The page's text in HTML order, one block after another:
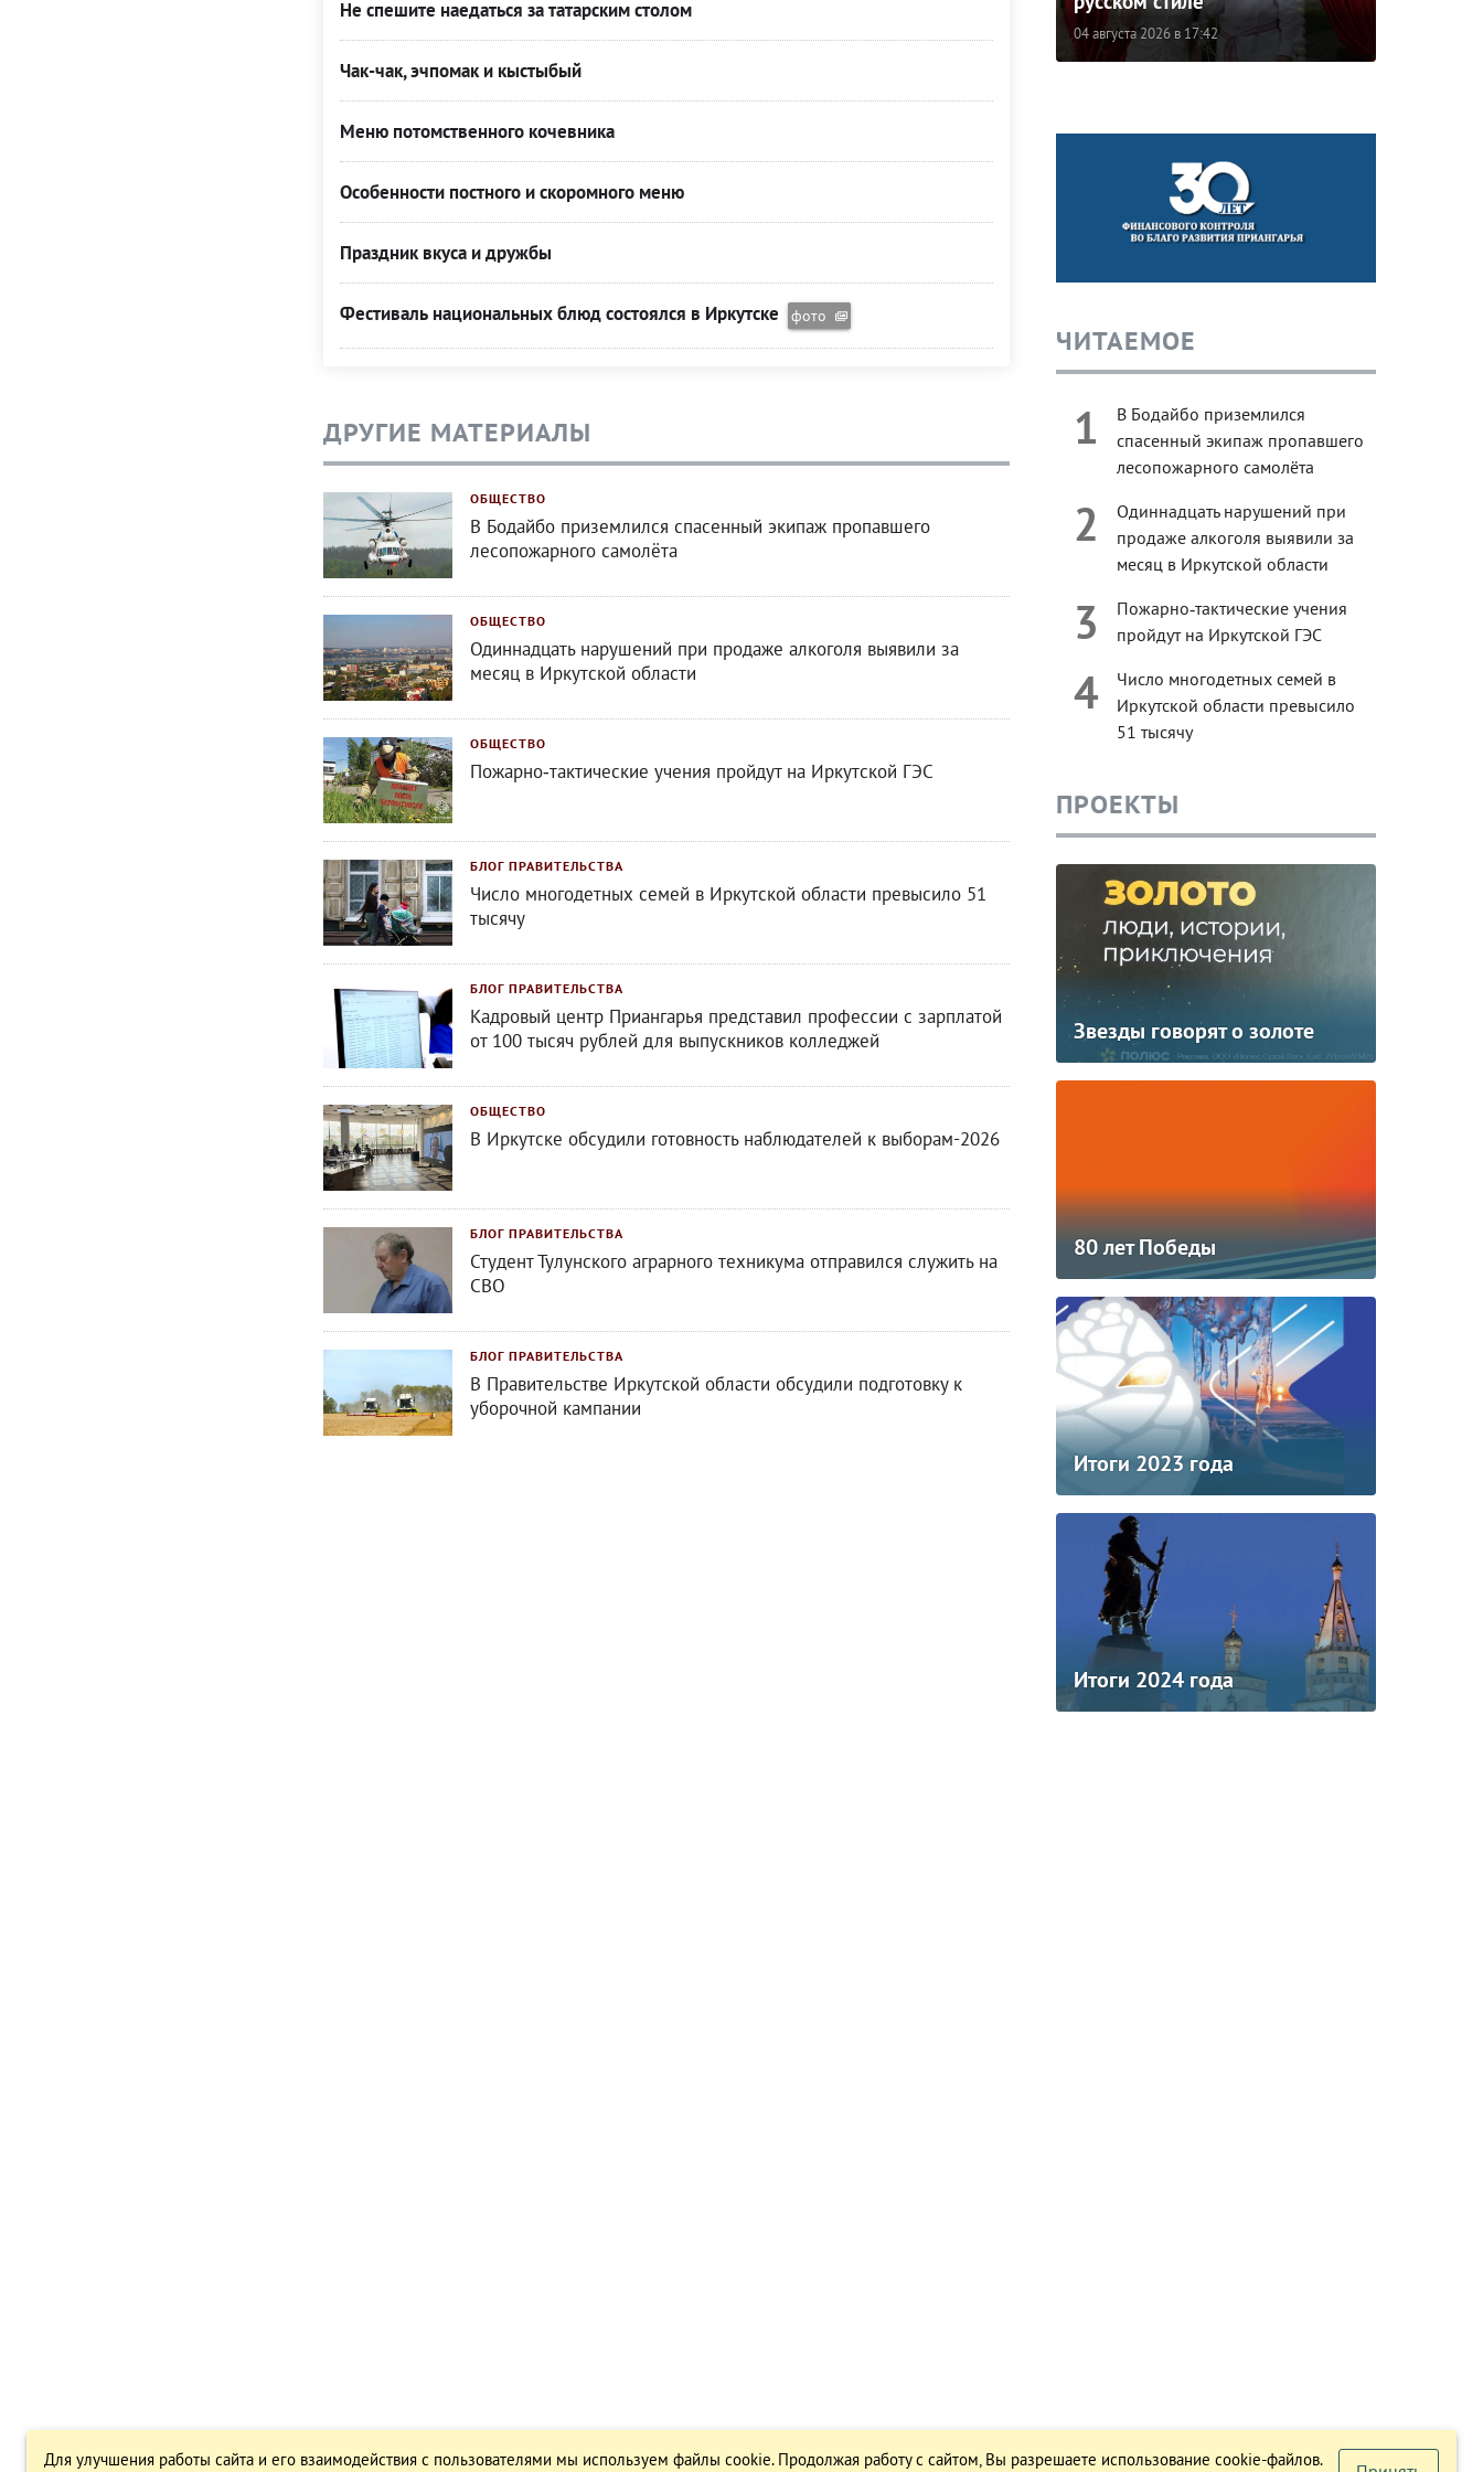
Не спешите наедаться за татарским столом
Чак-чак, эчпомак и кыстыбый
Меню потомственного кочевника
Особенности постного и скоромного меню
Праздник вкуса и дружбы
Фестиваль национальных блюд состоялся в Иркутске фото
ДРУГИЕ МАТЕРИАЛЫ
ОБЩЕСТВО
В Бодайбо приземлился спасенный экипаж пропавшего
лесопожарного самолёта
ОБЩЕСТВО
Одиннадцать нарушений при продаже алкоголя выявили за
месяц в Иркутской области
ОБЩЕСТВО
Пожарно‑тактические учения пройдут на Иркутской ГЭС
БЛОГ ПРАВИТЕЛЬСТВА
Число многодетных семей в Иркутской области превысило 51
тысячу
БЛОГ ПРАВИТЕЛЬСТВА
Кадровый центр Приангарья представил профессии с зарплатой
от 100 тысяч рублей для выпускников колледжей
ОБЩЕСТВО
В Иркутске обсудили готовность наблюдателей к выборам-2026
БЛОГ ПРАВИТЕЛЬСТВА
Студент Тулунского аграрного техникума отправился служить на
СВО
БЛОГ ПРАВИТЕЛЬСТВА
В Правительстве Иркутской области обсудили подготовку к
уборочной кампании
04 августа 2026 в 17:42
ЧИТАЕМОЕ
1
В Бодайбо приземлился
спасенный экипаж пропавшего
лесопожарного самолёта
2
Одиннадцать нарушений при
продаже алкоголя выявили за
месяц в Иркутской области
3
Пожарно‑тактические учения
пройдут на Иркутской ГЭС
4
Число многодетных семей в
Иркутской области превысило
51 тысячу
ПРОЕКТЫ
Звезды говорят о золоте
80 лет Победы
Итоги 2023 года
Итоги 2024 года
Для улучшения работы сайта и его взаимодействия с пользователями мы используем файлы cookie. Продолжая работу с сайтом, Вы разрешаете использование cookie-файлов.